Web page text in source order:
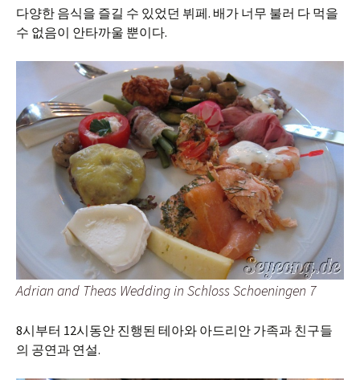
다양한 음식을 즐길 수 있었던 뷔페. 배가 너무 불러 다 먹을
수 없음이 안타까울 뿐이다.
Adrian and Theas Wedding in Schloss Schoeningen 7
8시부터 12시동안 진행된 테아와 아드리안 가족과 친구들
의 공연과 연설.